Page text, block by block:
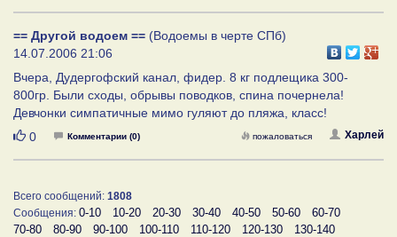
== Другой водоем == (Водоемы в черте СПб)
14.07.2006 21:06
Вчера, Дудергофский канал, фидер. 8 кг подлещика 300-
800гр. Были сходы, обрывы поводков, спина почернела!
Девчонки симпатичные мимо гуляют до пляжа, класс!
Нравится
0 Комментарии (0) Харлей
пожаловаться
Всего сообщений: 1808
Сообщения: 0-10 10-20 20-30 30-40 40-50 50-60
60-70
70-80
80-90 90-100 100-110 110-120 120-130
130-140